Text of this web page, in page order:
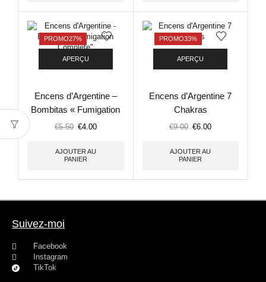
PROMO27%
APERÇU
Encens d’Argentine –
Bombitas « Fumigation
Complète »
€5.50 €4.00
AJOUTER AU
PANIER
PROMO33%
APERÇU
Encens d’Argentine 7
Chakras
€9.00 €6.00
AJOUTER AU
PANIER
Suivez-moi
Facebook
Instagram
TikTok